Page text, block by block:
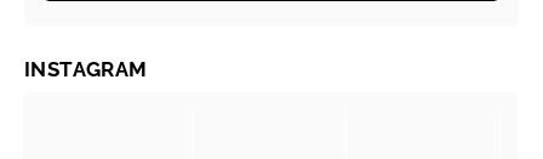
INSTAGRAM